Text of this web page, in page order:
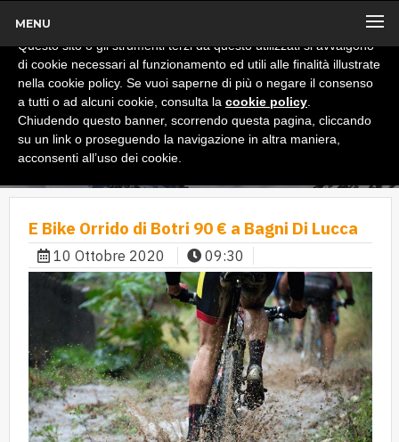
MENU
E Bike Orrido di Botri 90 € a Bagni Di Lucca
10 Ottobre 2020 09:30
x
Informativa
Questo sito o gli strumenti terzi da questo utilizzati si avvalgono
di cookie necessari al funzionamento ed utili alle finalità illustrate
nella cookie policy. Se vuoi saperne di più o negare il consenso
a tutti o ad alcuni cookie, consulta la cookie policy
Chiudendo questo banner, scorrendo questa pagina, cliccando
su un link o proseguendo la navigazione in altra maniera,
acconsenti all’uso dei cookie.